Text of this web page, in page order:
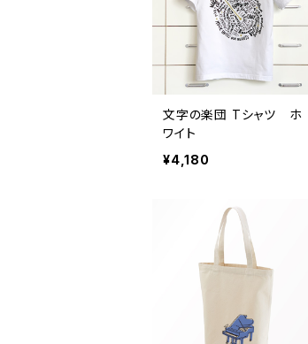
文字の楽団 Tシャツ ホ
ワイト
¥4,180